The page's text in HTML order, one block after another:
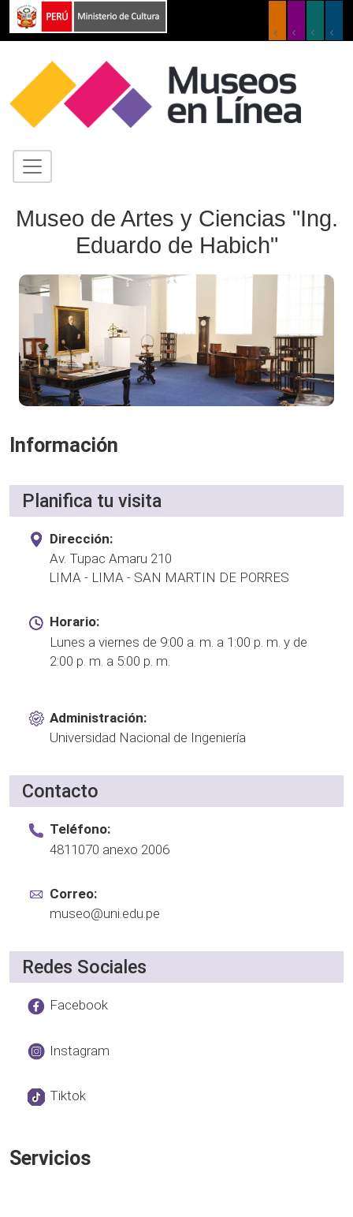
Museo de Artes y Ciencias "Ing.
Eduardo de Habich"
Información
Planifica tu visita
Dirección:
Av. Tupac Amaru 210
LIMA - LIMA - SAN MARTIN DE PORRES
Horario:
Lunes a viernes de 9:00 a. m. a 1:00 p. m. y de
2:00 p. m. a 5:00 p. m.
Administración:
Universidad Nacional de Ingeniería
Contacto
Teléfono:
4811070 anexo 2006
Correo:
museo@uni.edu.pe
Redes Sociales
Facebook
Instagram
Tiktok
Servicios